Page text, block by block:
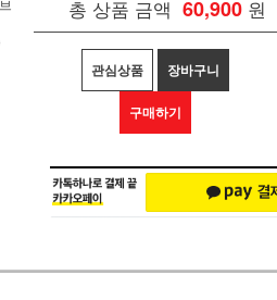
총 상품 금액 60,900 원
관심상품 장바구니
구매하기